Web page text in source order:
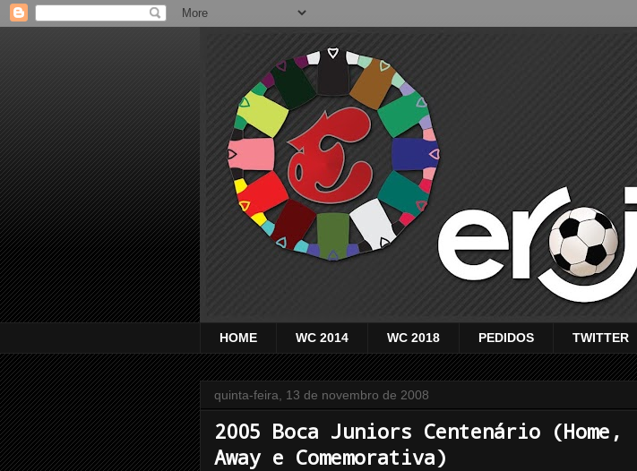
HOME WC 2014 WC 2018 PEDIDOS TWITTER
quinta-feira, 13 de novembro de 2008
2005 Boca Juniors Centenário (Home,
Away e Comemorativa)